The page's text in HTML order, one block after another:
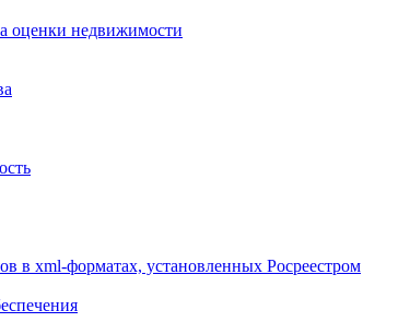
оценки недвижимости
в xml-форматах, установленных Росреестром